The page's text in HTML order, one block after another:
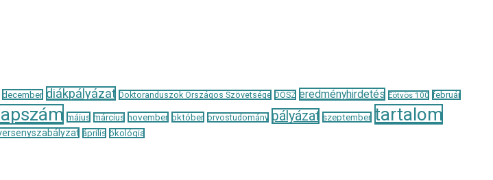
december diákpályázat Doktoranduszok Országos Szövetsége DOSZ eredményhirdetés Eötvös 100 február
május március november október orvostudomány pályázat szeptember tartalom
április ökológia